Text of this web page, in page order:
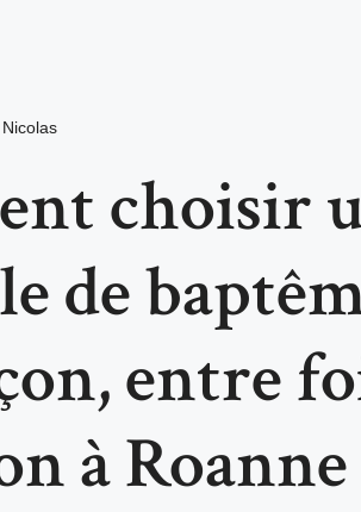
Nicolas
choisir
de
entre
à Roanne